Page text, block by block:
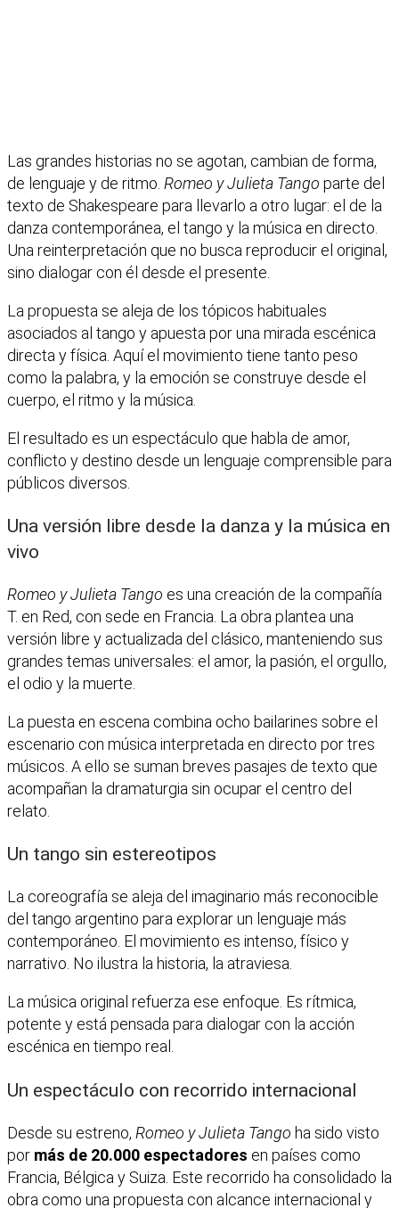
Las grandes historias no se agotan, cambian de forma,
de lenguaje y de ritmo. Romeo y Julieta Tango parte del
texto de Shakespeare para llevarlo a otro lugar: el de la
danza contemporánea, el tango y la música en directo.
Una reinterpretación que no busca reproducir el original,
sino dialogar con él desde el presente.
La propuesta se aleja de los tópicos habituales
asociados al tango y apuesta por una mirada escénica
directa y física. Aquí el movimiento tiene tanto peso
como la palabra, y la emoción se construye desde el
cuerpo, el ritmo y la música.
El resultado es un espectáculo que habla de amor,
conflicto y destino desde un lenguaje comprensible para
públicos diversos.
Una versión libre desde la danza y la música en
vivo
Romeo y Julieta Tango es una creación de la compañía
T. en Red, con sede en Francia. La obra plantea una
versión libre y actualizada del clásico, manteniendo sus
grandes temas universales: el amor, la pasión, el orgullo,
el odio y la muerte.
La puesta en escena combina ocho bailarines sobre el
escenario con música interpretada en directo por tres
músicos. A ello se suman breves pasajes de texto que
acompañan la dramaturgia sin ocupar el centro del
relato.
Un tango sin estereotipos
La coreografía se aleja del imaginario más reconocible
del tango argentino para explorar un lenguaje más
contemporáneo. El movimiento es intenso, físico y
narrativo. No ilustra la historia, la atraviesa.
La música original refuerza ese enfoque. Es rítmica,
potente y está pensada para dialogar con la acción
escénica en tiempo real.
Un espectáculo con recorrido internacional
Desde su estreno, Romeo y Julieta Tango ha sido visto
por más de 20.000 espectadores en países como
Francia, Bélgica y Suiza. Este recorrido ha consolidado la
obra como una propuesta con alcance internacional y